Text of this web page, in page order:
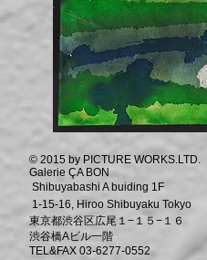
© 2015 by PICTURE WORKS.LTD.
Galerie ÇA BON
Shibuyabashi A buiding 1F
1-15-16, Hiroo Shibuyaku Tokyo
東京都渋谷区広尾１−１５−１６
渋谷橋Aビル一階
TEL&FAX 03-6277-0552